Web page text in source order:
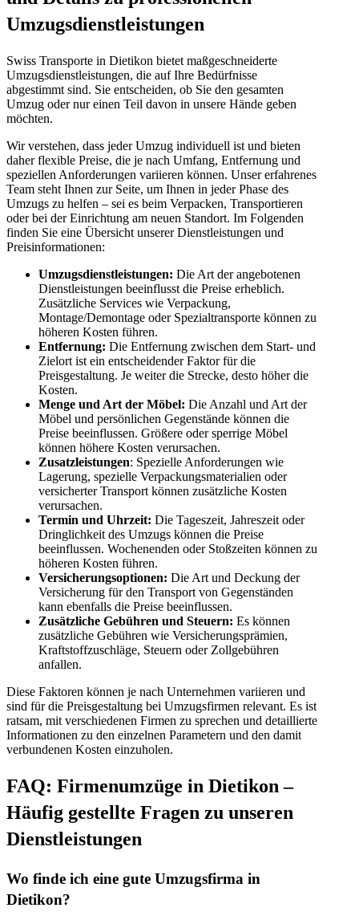
Umzugsdienstleistungen
Swiss Transporte in Dietikon bietet maßgeschneiderte
Umzugsdienstleistungen, die auf Ihre Bedürfnisse
abgestimmt sind. Sie entscheiden, ob Sie den gesamten
Umzug oder nur einen Teil davon in unsere Hände geben
möchten.
Wir verstehen, dass jeder Umzug individuell ist und bieten
daher flexible Preise, die je nach Umfang, Entfernung und
speziellen Anforderungen variieren können. Unser erfahrenes
Team steht Ihnen zur Seite, um Ihnen in jeder Phase des
Umzugs zu helfen – sei es beim Verpacken, Transportieren
oder bei der Einrichtung am neuen Standort. Im Folgenden
finden Sie eine Übersicht unserer Dienstleistungen und
Preisinformationen:
Umzugsdienstleistungen: Die Art der angebotenen
Dienstleistungen beeinflusst die Preise erheblich.
Zusätzliche Services wie Verpackung,
Montage/Demontage oder Spezialtransporte können zu
höheren Kosten führen.
Entfernung: Die Entfernung zwischen dem Start- und
Zielort ist ein entscheidender Faktor für die
Preisgestaltung. Je weiter die Strecke, desto höher die
Kosten.
Menge und Art der Möbel: Die Anzahl und Art der
Möbel und persönlichen Gegenstände können die
Preise beeinflussen. Größere oder sperrige Möbel
können höhere Kosten verursachen.
Zusatzleistungen: Spezielle Anforderungen wie
Lagerung, spezielle Verpackungsmaterialien oder
versicherter Transport können zusätzliche Kosten
verursachen.
Termin und Uhrzeit: Die Tageszeit, Jahreszeit oder
Dringlichkeit des Umzugs können die Preise
beeinflussen. Wochenenden oder Stoßzeiten können zu
höheren Kosten führen.
Versicherungsoptionen: Die Art und Deckung der
Versicherung für den Transport von Gegenständen
kann ebenfalls die Preise beeinflussen.
Zusätzliche Gebühren und Steuern: Es können
zusätzliche Gebühren wie Versicherungsprämien,
Kraftstoffzuschläge, Steuern oder Zollgebühren
anfallen.
Diese Faktoren können je nach Unternehmen variieren und
sind für die Preisgestaltung bei Umzugsfirmen relevant. Es ist
ratsam, mit verschiedenen Firmen zu sprechen und detaillierte
Informationen zu den einzelnen Parametern und den damit
verbundenen Kosten einzuholen.
FAQ: Firmenumzüge in Dietikon –
Häufig gestellte Fragen zu unseren
Dienstleistungen
Wo finde ich eine gute Umzugsfirma in
Dietikon?